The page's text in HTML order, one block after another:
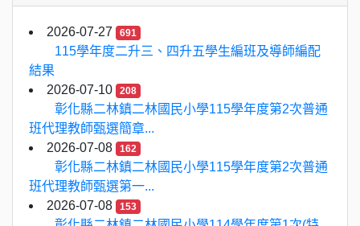
2026-07-27 691
115學年度二升三、四升五學生編班及導師編配
結果
2026-07-10
208
彰化縣二林鎮二林國民小學115學年度第2次普通
班代理教師甄選簡章...
2026-07-08
162
彰化縣二林鎮二林國民小學115學年度第2次普通
班代理教師甄選第一...
2026-07-08
153